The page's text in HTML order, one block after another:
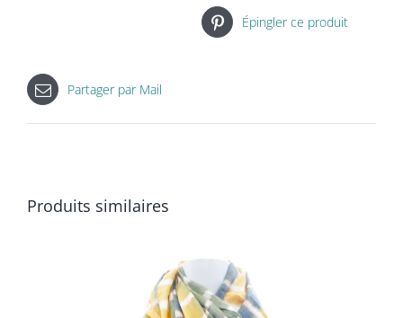
Épingler ce produit
Partager par Mail
Produits similaires